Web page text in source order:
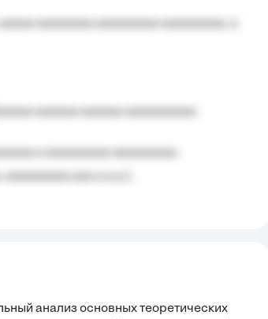
анализ основных теоретических